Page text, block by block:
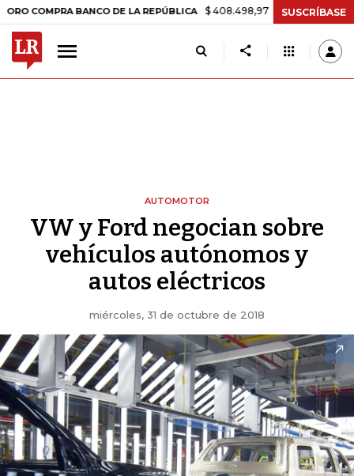
BANCO DE LA REPÚBLICA $ 408.498,97 +$ 8.753,81 +2,19%
SUSCRÍBASE
AUTOMOTOR
VW y Ford negocian sobre
vehículos autónomos y
autos eléctricos
miércoles, 31 de octubre de 2018